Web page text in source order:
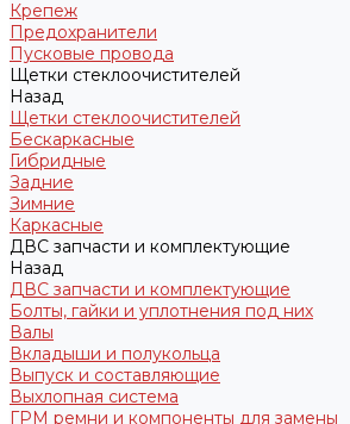
Крепеж
Предохранители
Пусковые провода
Щетки стеклоочистителей
Назад
Щетки стеклоочистителей
Бескаркасные
Гибридные
Задние
Зимние
Каркасные
ДВС запчасти и комплектующие
Назад
ДВС запчасти и комплектующие
Болты, гайки и уплотнения под них
Валы
Вкладыши и полукольца
Выпуск и составляющие
Выхлопная система
ГРМ ремни и компоненты для замены